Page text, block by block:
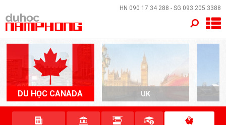
HN 090 17 34 288 - SG 093 205 3388
DU HỌC CANADA UK
×
TRANG CHỦ
QUỐC GIA
EVENTS
DỊCH VỤ